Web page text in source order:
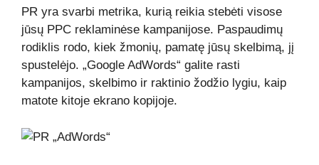
PR yra svarbi metrika, kurią reikia stebėti visose
jūsų PPC reklaminėse kampanijose. Paspaudimų
rodiklis rodo, kiek žmonių, pamatę jūsų skelbimą, jį
spustelėjo. „Google AdWords“ galite rasti
kampanijos, skelbimo ir raktinio žodžio lygiu, kaip
matote kitoje ekrano kopijoje.